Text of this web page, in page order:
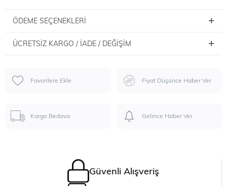
ÖDEME SEÇENEKLERI
ÜCRETSIZ KARGO / İADE / DEĞIŞIM
Favorilere Ekle Fiyat Düşünce Haber Ver
Kargo Bedava Gelince Haber Ver
Güvenli Alışveriş